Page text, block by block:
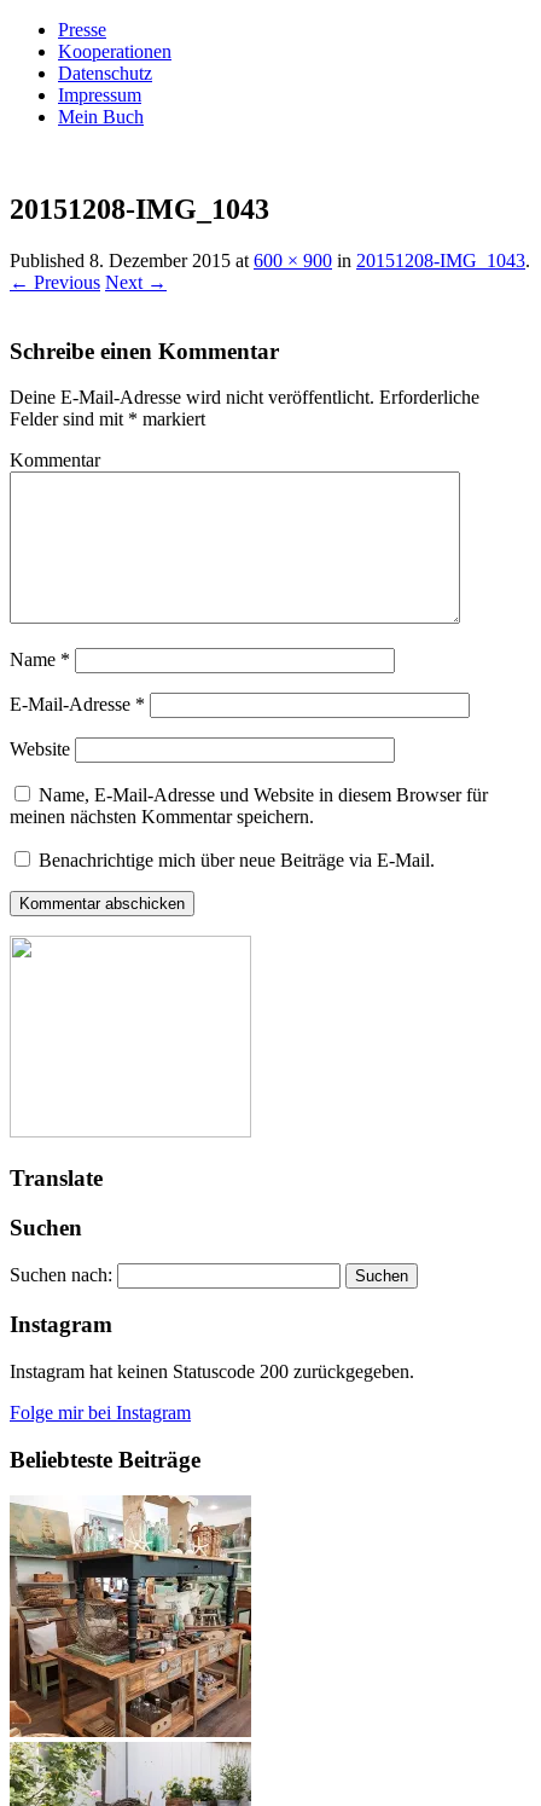
Presse
Kooperationen
Datenschutz
Impressum
Mein Buch
Villa König
20151208-IMG_1043
Published 8. Dezember 2015 at 600 × 900 in 20151208-IMG_1043.
← Previous Next →
Schreibe einen Kommentar
Deine E-Mail-Adresse wird nicht veröffentlicht. Erforderliche
Felder sind mit * markiert
Kommentar
Name *
E-Mail-Adresse *
Website
Name, E-Mail-Adresse und Website in diesem Browser für
meinen nächsten Kommentar speichern.
Benachrichtige mich über neue Beiträge via E-Mail.
Translate
Suchen
Suchen nach:
Instagram
Instagram hat keinen Statuscode 200 zurückgegeben.
Folge mir bei Instagram
Beliebteste Beiträge